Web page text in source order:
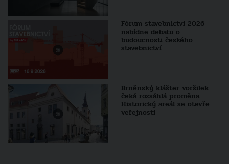
Fórum stavebnictví 2026
nabídne debatu o
budoucnosti českého
stavebnictví
Brněnský klášter voršilek
čeká rozsáhlá proměna.
Historický areál se otevře
veřejnosti